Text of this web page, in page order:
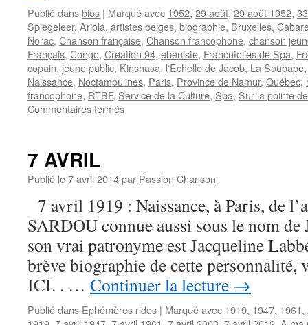
Publié dansbios | Marqué avec 1952, 29 août, 29 août 1952,
Spiegeleer, Ariola, artistes belges, biographie, Bruxelles,
Norac, Chanson française, Chanson francophone, chanson
Français, Congo, Création 94, ébéniste, Francofolies de Spa,
copain, jeune public, Kinshasa, l'Echelle de Jacob, La Soupape
Naissance, Noctambulines, Paris, Province de Namur, Québec,
francophone, RTBF, Service de la Culture, Spa, Sur la pointe
Commentaires ferméssur
7 AVRIL
Publié le7 avril 2014par Passion Chanson
7 avril 1919 : Naissance, à Paris, de
SARDOU connue aussi sous le nom
son vrai patronyme est Jacqueline
brève biographie de cette
ICI. . … Continuer la lecture →
Publié dans Ephémères rides | Marqué avec 1919, 1947, 1961,